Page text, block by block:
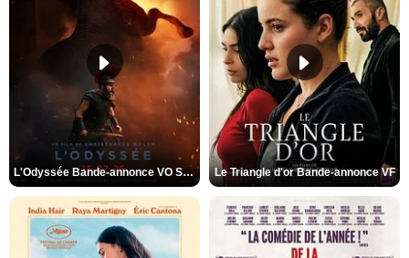
L'Odyssée Bande-annonce VO STFR Le Triangle d'or Bande-annonce VF